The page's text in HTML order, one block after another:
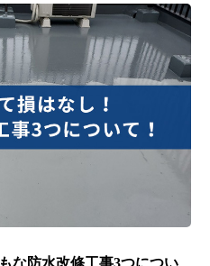
な防水改修工事3つについ